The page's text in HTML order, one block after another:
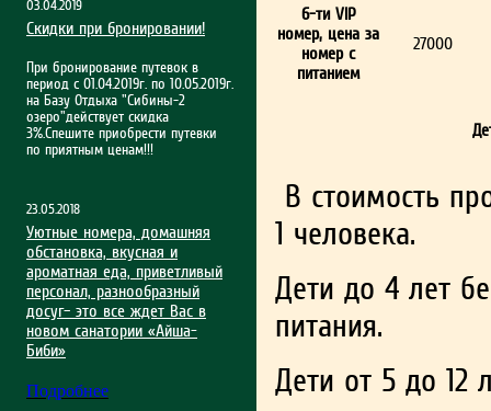
03.04.2019
Скидки при бронировании!
При бронирование путевок в
период с 01.04.2019г. по 10.05.2019г.
на Базу Отдыха "Сибины-2
озеро"действует скидка
3%.Спешите приобрести путевки
по приятным ценам!!!
23.05.2018
Уютные номера, домашняя
обстановка, вкусная и
ароматная еда, приветливый
персонал, разнообразный
досуг– это все ждет Вас в
новом санатории «Айша-
Биби»
Подробнее
6-ти VIP
номер, цена за
номер с
питанием
27000
В стоимость
1 человека.
Дети до 4 лет
питания.
Дети от 5 до 12